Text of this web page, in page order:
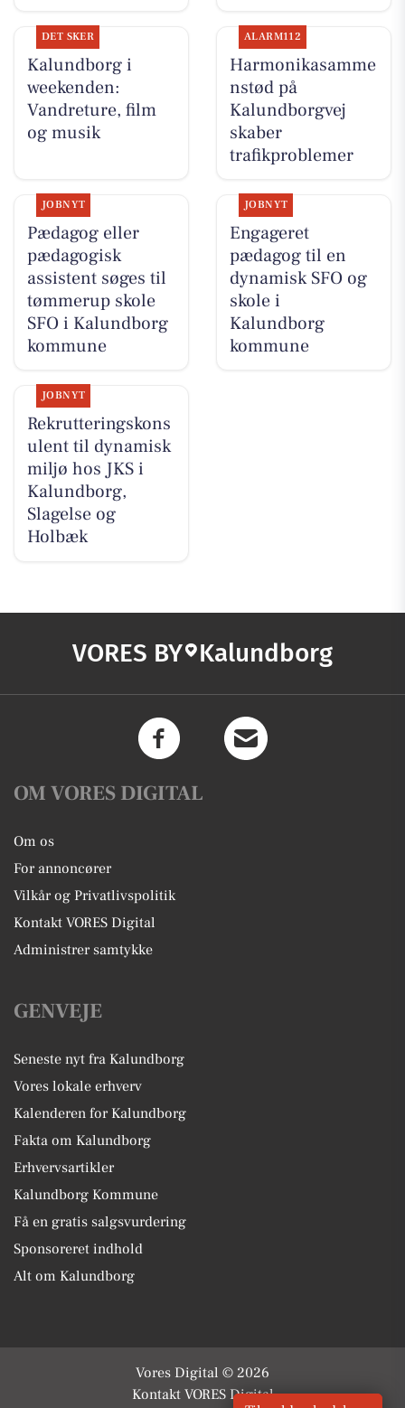
DET SKER
Kalundborg i
weekenden:
Vandreture, film
og musik
ALARM112
Harmonikasamme
nstød på
Kalundborgvej
skaber
trafikproblemer
JOBNYT
Pædagog eller
pædagogisk
assistent søges til
tømmerup skole
SFO i Kalundborg
kommune
JOBNYT
Engageret
pædagog til en
dynamisk SFO og
skole i
Kalundborg
kommune
JOBNYT
Rekrutteringskons
ulent til dynamisk
miljø hos JKS i
Kalundborg,
Slagelse og
Holbæk
VORES BY Kalundborg
OM VORES DIGITAL
Om os
For annoncører
Vilkår og Privatlivspolitik
Kontakt VORES Digital
Administrer samtykke
GENVEJE
Seneste nyt fra Kalundborg
Vores lokale erhverv
Kalenderen for Kalundborg
Fakta om Kalundborg
Erhvervsartikler
Kalundborg Kommune
Få en gratis salgsvurdering
Sponsoreret indhold
Alt om Kalundborg
Vores Digital © 2026
Kontakt VORES Digital